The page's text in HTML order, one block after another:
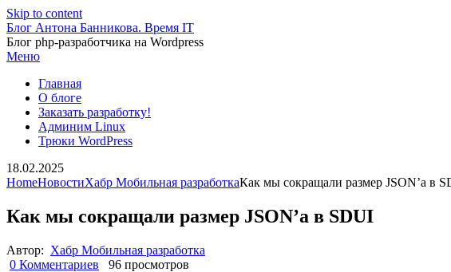
Skip to content
Блог Антона Банникова. Время IT
Блог php-разработчика на Wordpress
Меню
Главная
О блоге
Заказать разработку!
Админим Linux
Трюки WordPress
18.02.2025
HomeНовостиХабр Мобильная разработкаКак мы сокращали размер JSONʼа в
Как мы сокращали размер JSONʼа в SDUI
Автор: Хабр Мобильная разработка
0 Комментариев
96 просмотров